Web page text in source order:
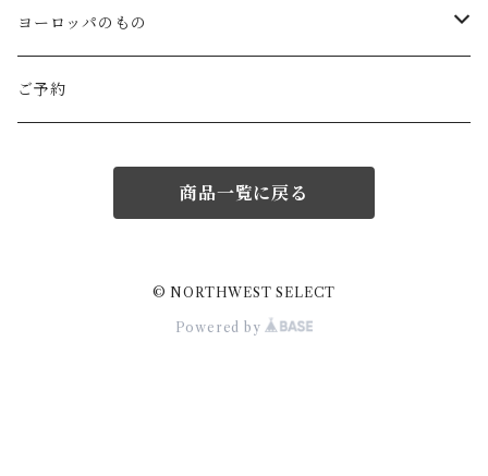
ROBE de PEAU
LABORATORY
Atelier d'antan (ｳｪｱ)
Atelier d'antan (ｱｸｾｻﾘｰ)
icura(木工）
でく工房(ガラス)
南部鉄器(岩手)
佐渡の釜敷(新潟)
ガラスの保存瓶
工房アイザワ(新潟)
kitona(木製ﾌﾞﾛｰﾁ)
edge(革ﾌﾞﾛｰﾁ)
ninon(白樺ﾌﾞﾛｰﾁ)
グラスウェア
Kronjyden/B&G
Rorstrand・Gefle
白樺の雑貨
白樺のオーナメント
ラトビアの民芸品
ヨーロッパのもの
スウェーデン
Coltello (ｶﾄﾗﾘｰ)
Bjorklund (ｹｰｷｻｰﾊﾞｰ)
Creamore Mill (木製品)
ご予約
商品一覧に戻る
© NORTHWEST SELECT
Powered by